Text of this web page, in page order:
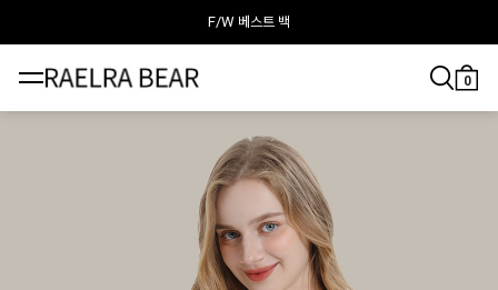
F/W 베스트 백
라엘라베어가 추천하는 이달의 백
0